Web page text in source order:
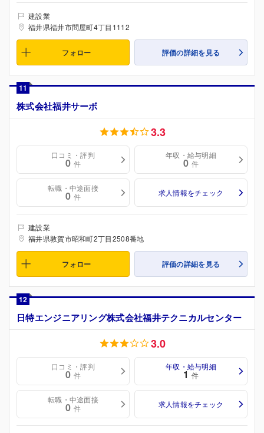
建設業
福井県福井市問屋町4丁目1112
フォロー 評価の詳細を見る
11
株式会社福井サーボ
3.3
口コミ・評判
0 件
年収・給与明細
0 件
転職・中途面接
0 件 求人情報をチェック
建設業
福井県敦賀市昭和町2丁目2508番地
フォロー 評価の詳細を見る
12
日特エンジニアリング株式会社福井テクニカルセンター
3.0
口コミ・評判
0 件
年収・給与明細
1 件
転職・中途面接
0 件 求人情報をチェック